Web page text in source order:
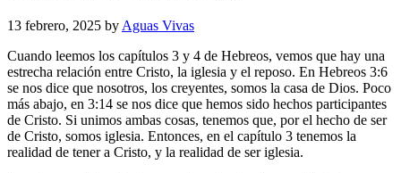
13 febrero, 2025 by Aguas Vivas
Cuando leemos los capítulos 3 y 4 de Hebreos, vemos que hay una
estrecha relación entre Cristo, la iglesia y el reposo. En Hebreos 3:6
se nos dice que nosotros, los creyentes, somos la casa de Dios. Poco
más abajo, en 3:14 se nos dice que hemos sido hechos participantes
de Cristo. Si unimos ambas cosas, tenemos que, por el hecho de ser
de Cristo, somos iglesia. Entonces, en el capítulo 3 tenemos la
realidad de tener a Cristo, y la realidad de ser iglesia.